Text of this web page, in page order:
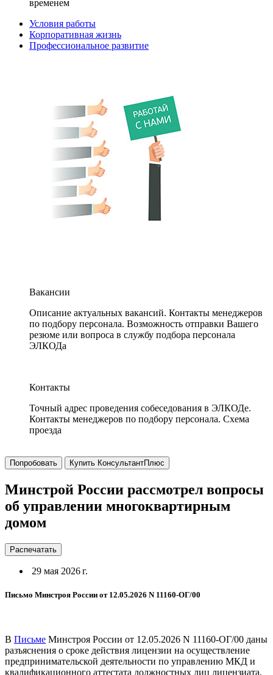
временем
Условия работы
Корпоративная жизнь
Профессиональное развитие
Вакансии
Описание актуальных вакансий. Контакты менеджеров
по подбору персонала. Возможность отправки Вашего
резюме или вопроса в службу подбора персонала
ЭЛКОДа
Контакты
Точный адрес проведения собеседования в ЭЛКОДе.
Контакты менеджеров по подбору персонала. Схема
проезда
Попробовать Купить КонсультантПлюс
Минстрой России рассмотрел вопросы
об управлении многоквартирным
домом
Распечатать
29 мая 2026 г.
Письмо Минстроя России от 12.05.2026 N 11160-ОГ/00
В Письме Минстроя России от 12.05.2026 N 11160-ОГ/00 даны
разъяснения о сроке действия лицензии на осуществление
предпринимательской деятельности по управлению МКД и
квалификационного аттестата должностных лиц лицензиата,